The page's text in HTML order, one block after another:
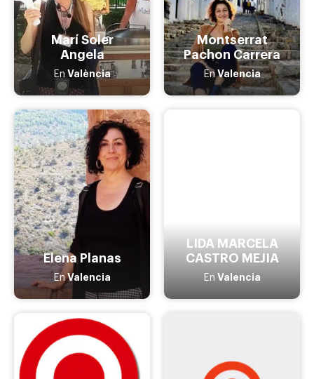
Marí Soler
Angela
En València
Montserrat
Pachon Carrera
En Valencia
Elena Planas
EnValencia
LIDA MARCELA
CASTRO MEJIA
En Valencia